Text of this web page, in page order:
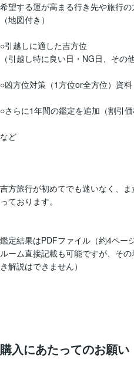
希望する運が高まる行き先や旅行の
（地図付き）
○引越しに適した吉方位
（引越し特に良い日・NG日、その
○凶方位対策（1方位or全方位）資料
○さらに1年間の鑑定を追加（割引価
など
吉方旅行が初めてでも迷いなく、
っております。
鑑定結果はPDFファイル（約4ペー
ルーム直接記載も可能ですが、そ
き解説はできません）
購入にあたってのお願い